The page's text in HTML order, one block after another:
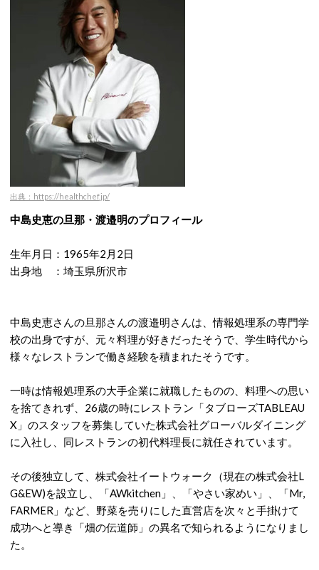
出典：https://healthchef.jp/
中島史恵の旦那・渡邉明のプロフィール
生年月日：1965年2月2日
出身地 ：埼玉県所沢市
中島史恵さんの旦那さんの渡邉明さんは、情報処理系の専門学
校の出身ですが、元々料理が好きだったそうで、学生時代から
様々なレストランで働き経験を積まれたそうです。
一時は情報処理系の大手企業に就職したものの、料理への思い
を捨てきれず、26歳の時にレストラン「タブローズTABLEAU
X」のスタッフを募集していた株式会社グローバルダイニング
に入社し、同レストランの初代料理長に就任されています。
その後独立して、株式会社イートウォーク（現在の株式会社L
G&EW)を設立し、「AWkitchen」、「やさい家めい」、「Mr,
FARMER」など、野菜を売りにした直営店を次々と手掛けて
成功へと導き「畑の伝道師」の異名で知られるようになりまし
た。